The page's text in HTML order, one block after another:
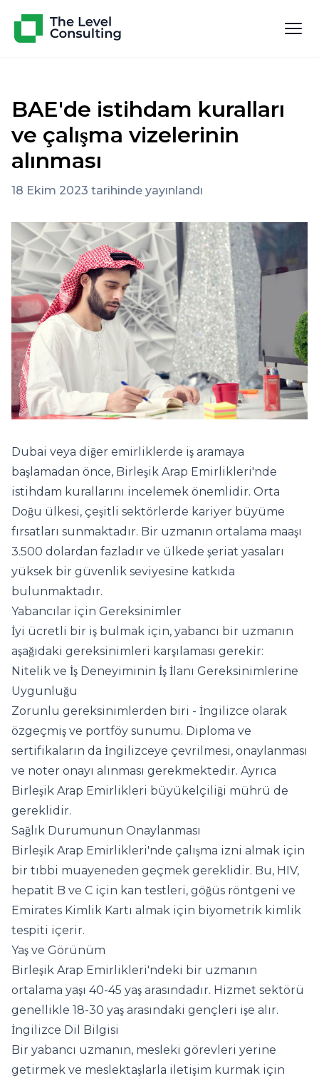
BAE'de istihdam kuralları
ve çalışma vizelerinin
alınması
18 Ekim 2023 tarihinde yayınlandı
Dubai veya diğer emirliklerde iş aramaya
başlamadan önce, Birleşik Arap Emirlikleri'nde
istihdam kurallarını incelemek önemlidir. Orta
Doğu ülkesi, çeşitli sektörlerde kariyer büyüme
fırsatları sunmaktadır. Bir uzmanın ortalama maaşı
3.500 dolardan fazladır ve ülkede şeriat yasaları
yüksek bir güvenlik seviyesine katkıda
bulunmaktadır.
Yabancılar için Gereksinimler
İyi ücretli bir iş bulmak için, yabancı bir uzmanın
aşağıdaki gereksinimleri karşılaması gerekir:
Nitelik ve İş Deneyiminin İş İlanı Gereksinimlerine
Uygunluğu
Zorunlu gereksinimlerden biri - İngilizce olarak
özgeçmiş ve portföy sunumu. Diploma ve
sertifikaların da İngilizceye çevrilmesi, onaylanması
ve noter onayı alınması gerekmektedir. Ayrıca
Birleşik Arap Emirlikleri büyükelçiliği mührü de
gereklidir.
Sağlık Durumunun Onaylanması
Birleşik Arap Emirlikleri'nde çalışma izni almak için
bir tıbbi muayeneden geçmek gereklidir. Bu, HIV,
hepatit B ve C için kan testleri, göğüs röntgeni ve
Emirates Kimlik Kartı almak için biyometrik kimlik
tespiti içerir.
Yaş ve Görünüm
Birleşik Arap Emirlikleri'ndeki bir uzmanın
ortalama yaşı 40-45 yaş arasındadır. Hizmet sektörü
genellikle 18-30 yaş arasındaki gençleri işe alır.
İngilizce Dil Bilgisi
Bir yabancı uzmanın, mesleki görevleri yerine
getirmek ve meslektaşlarla iletişim kurmak için